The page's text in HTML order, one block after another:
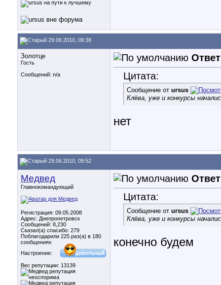
29.06.2010, 09:38
Золотце
Гость
Сообщений: n/a
Цитата:
Сообщение от ursus
Клёва, уже и конкурсы
нет
29.06.2010, 09:52
Медвед
Главнокомандующий
Регистрация: 09.05.2008
Адрес: Днепропетровск
Сообщений: 8,230
Сказал(а) спасибо: 279
Поблагодарили 225 раз(а) в 180
сообщениях
Настроение:
Вес репутации: 13139
Цитата:
Сообщение от ursus
Клёва, уже и конкурсы
конечно будем